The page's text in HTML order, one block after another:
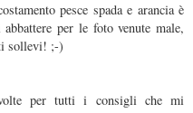
pesce spada e arancia è
per le foto venute male,
sollevi! ;-)
per tutti i consigli che mi